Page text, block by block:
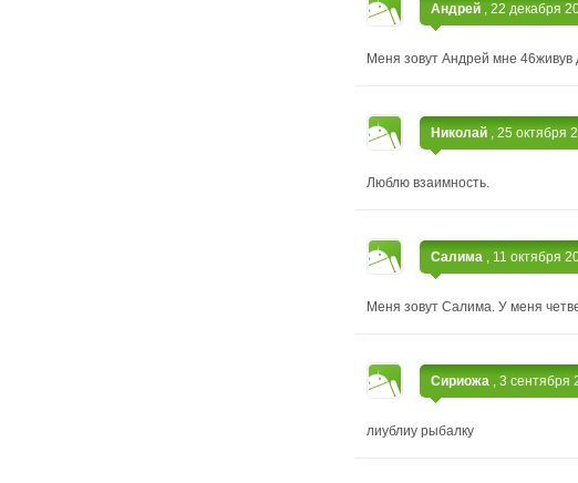
Андрей , 22 декабря
Меня зовут Андрей мне 46живув
Николай , 25 октября
Люблю взаимность.
Салима , 11 октября
Меня зовут Салима. У меня
Сириожа , 3 сентября
лиублиу рыбалку